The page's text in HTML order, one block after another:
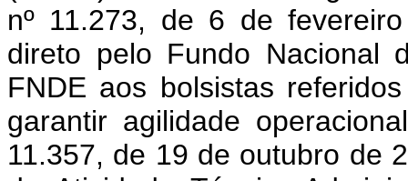
nº 11.273, de 6 de
direto pelo Fundo Nacional
FNDE aos bolsistas
garantir agilidade
11.357, de 19 de outubro de